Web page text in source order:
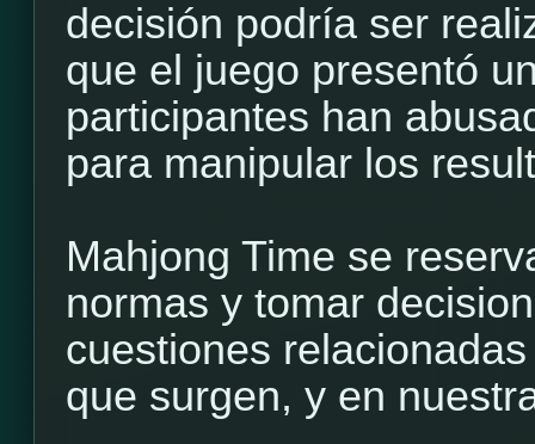
decisión podría ser
que el juego presentó
participantes han
para manipular los
Mahjong Time se
normas y tomar
cuestiones
que surgen, y en